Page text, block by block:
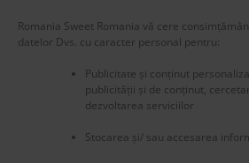
Romania Sweet Romania vă cere
datelor Dvs. cu caracter personal pentru:
Publicitate și conținut
publicității și de conținut,
dezvoltarea serviciilor
Stocarea și/ sau accesarea